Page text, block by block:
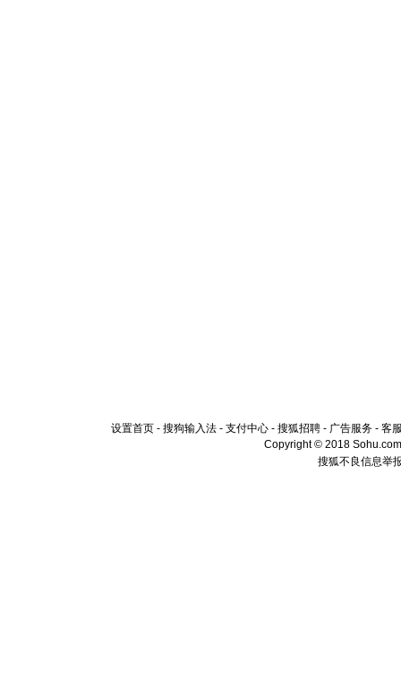
设置首页 - 搜狗输入法 - 支付中心 - 搜狐招聘 - 广告服务 - 客
Copyright © 2018
搜狐不良信息举